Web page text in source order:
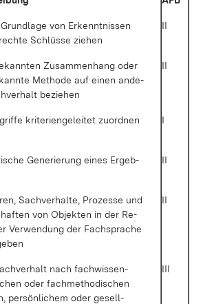
von Er­kennt­nis­sen
Schlüs­se zie­hen
II
Zu­sam­men­hang oder
Me­tho­de auf ei­nen an­de­
be­zie­hen
II
kri­te­ri­en­ge­lei­tet zu­ord­nen I
Ge­ne­rie­rung ei­nes Er­geb­
II
Sach­ver­hal­te, Pro­zes­se und
von Ob­jek­ten in der Re­
Ver­wen­dung der Fach­spra­che
II
nach fach­wis­sen­
oder fach­me­tho­di­schen
per­sön­li­chem oder ge­sell­
III